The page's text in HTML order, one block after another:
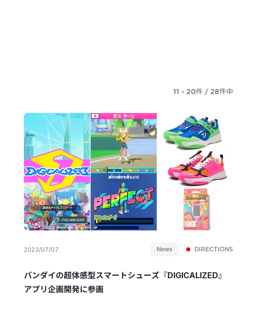
11 - 20件 / 28件中
2023/07/07 News DIRECTIONS
バンダイの超体感型スマートシューズ『DIGICALIZED』
アプリ企画開発に参画